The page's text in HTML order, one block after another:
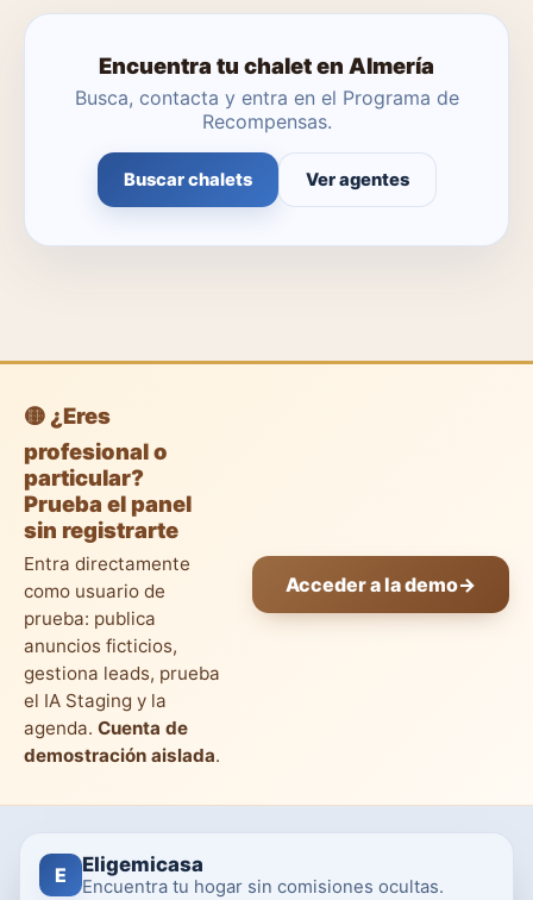
Encuentra tu chalet en Almería
Busca, contacta y entra en el Programa de
Recompensas.
Buscar chalets Ver agentes
🟡 ¿Eres
profesional o
particular?
Prueba el panel
sin registrarte
Entra directamente
como usuario de
prueba: publica
anuncios ficticios,
gestiona leads, prueba
el IA Staging y la
agenda. Cuenta de
demostración aislada.
Acceder a la demo→
E Eligemicasa
Encuentra tu hogar sin comisiones ocultas.